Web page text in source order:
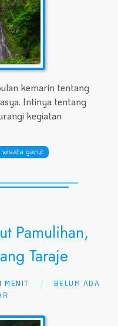
kemarin tentang
Intinya tentang
kegiatan
wisata garut
Pamulihan,
Taraje
MENIT
BELUM ADA